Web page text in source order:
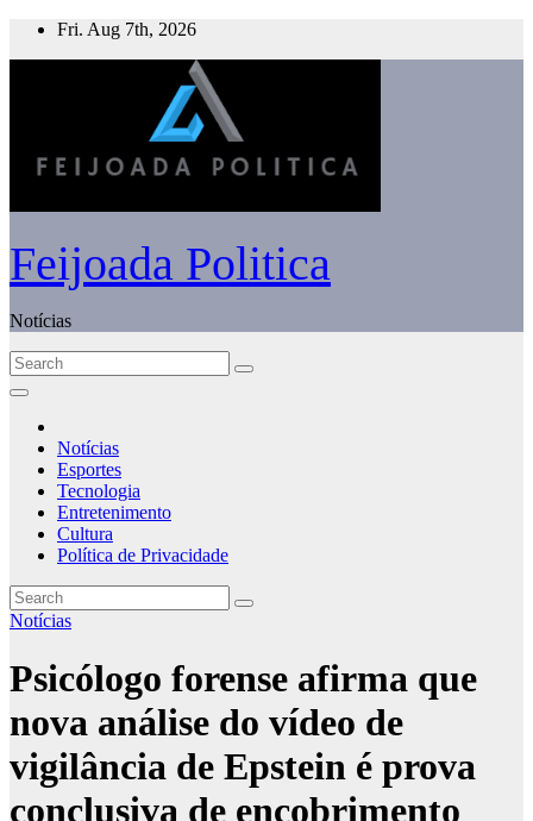
Skip
Fri. Aug 7th, 2026
Feijoada Politica
Notícias
Notícias
Esportes
Tecnologia
Entretenimento
Cultura
Política de Privacidade
Notícias
Psicólogo forense afirma que
nova análise do vídeo de
vigilância de Epstein é prova
conclusiva de encobrimento